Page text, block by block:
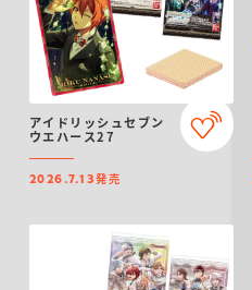
アイドリッシュセブン
ウエハース27
2026.7.13発売